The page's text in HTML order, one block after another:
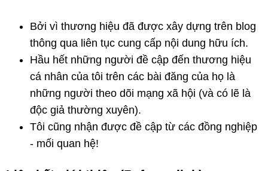
Bởi vì thương hiệu đã được xây dựng trên blog
thông qua liên tục cung cấp nội dung hữu ích.
Hầu hết những người đề cập đến thương hiệu
cá nhân của tôi trên các bài đăng của họ là
những người theo dõi mạng xã hội (và có lẽ là
độc giả thường xuyên).
Tôi cũng nhận được đề cập từ các đồng nghiệp
- mối quan hệ!